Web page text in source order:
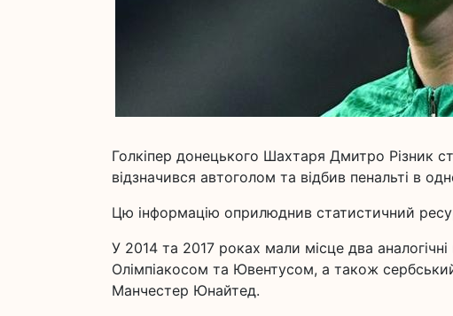
Голкіпер донецького Шахтаря Дмитро Різник
відзначився автоголом та відбив пенальті в
Цю інформацію оприлюднив статистичний
У 2014 та 2017 роках мали місце два
Олімпіакосом та Ювентусом, а також
Манчестер Юнайтед.